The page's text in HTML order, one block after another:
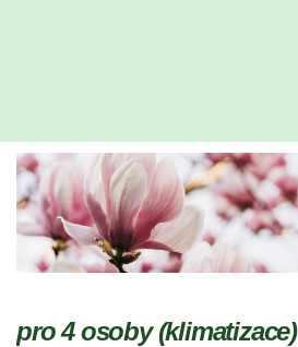
pro 4 osoby (klimatizace)